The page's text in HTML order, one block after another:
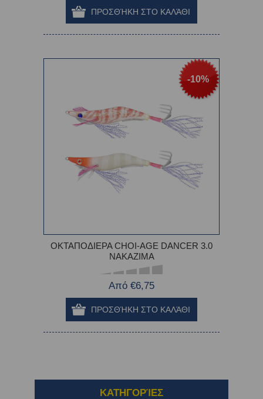
-10%
ΟΚΤΑΠΟΔΙΕΡΑ CHOI-AGE DANCER 3.0
NAKAZIMA
Από €6,75
ΚΑΤΗΓΟΡΊΕΣ